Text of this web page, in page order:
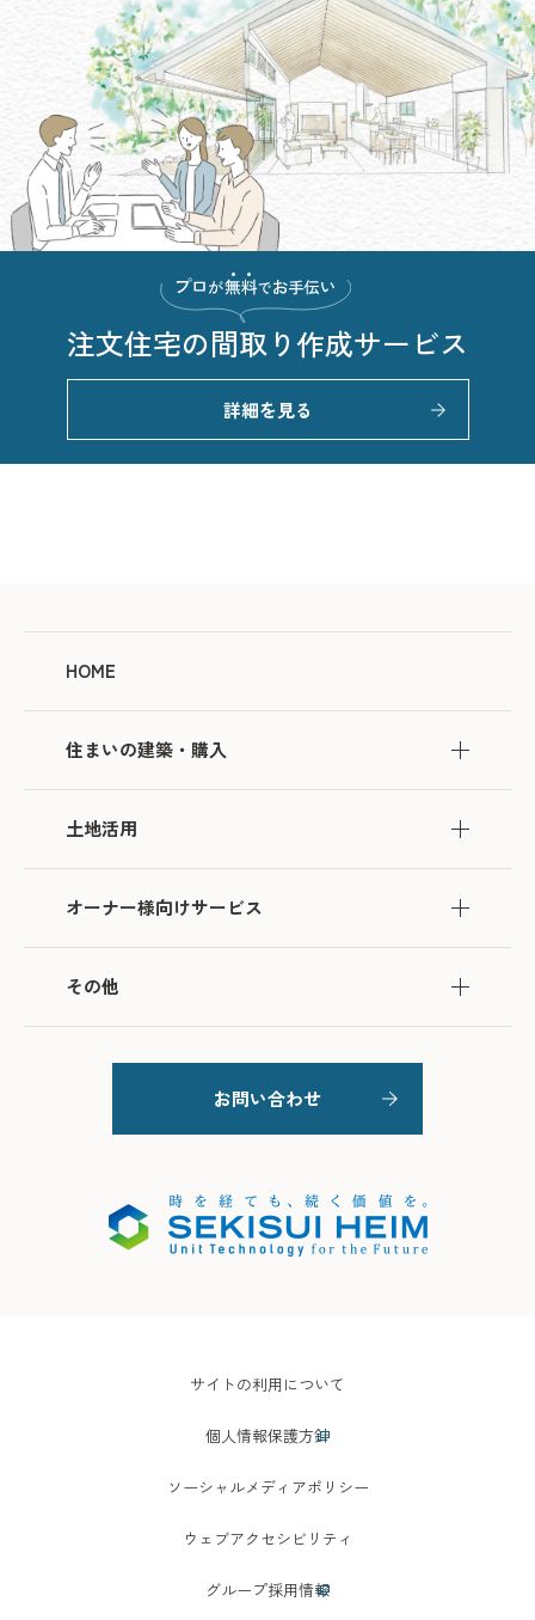
注文住宅の間取り作成サービス
詳細を見る
HOME
住まいの建築・購入
土地活用
オーナー様向けサービス
その他
お問い合わせ
サイトの利用について
個人情報保護方針
ソーシャルメディアポリシー
ウェブアクセシビリティ
グループ採用情報